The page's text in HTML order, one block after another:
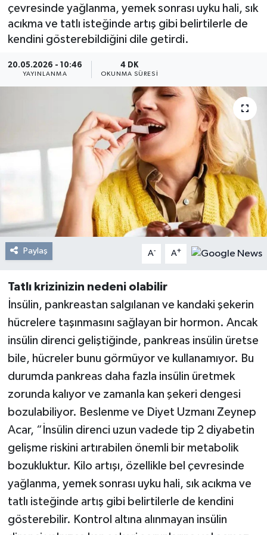
çevresinde yağlanma, yemek sonrası uyku hali, sık
acıkma ve tatlı isteğinde artış gibi belirtilerle de
kendini gösterebildiğini dile getirdi.
20.05.2026 - 10:46
YAYINLANMA
4 DK
OKUNMA SÜRESI
Paylaş A- A+
Tatlı krizinizin nedeni olabilir
İnsülin, pankreastan salgılanan ve kandaki şekerin
hücrelere taşınmasını sağlayan bir hormon. Ancak
insülin direnci geliştiğinde, pankreas insülin üretse
bile, hücreler bunu görmüyor ve kullanamıyor. Bu
durumda pankreas daha fazla insülin üretmek
zorunda kalıyor ve zamanla kan şekeri dengesi
bozulabiliyor. Beslenme ve Diyet Uzmanı Zeynep
Acar, “İnsülin direnci uzun vadede tip 2 diyabetin
gelişme riskini artırabilen önemli bir metabolik
bozukluktur. Kilo artışı, özellikle bel çevresinde
yağlanma, yemek sonrası uyku hali, sık acıkma ve
tatlı isteğinde artış gibi belirtilerle de kendini
gösterebilir. Kontrol altına alınmayan insülin
Kültür Sanat
Resmi Reklam
Röportajlar